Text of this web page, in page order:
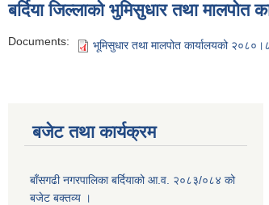
बर्दिया जिल्लाको भुमिसुधार तथा
Documents: भूमिसुधार तथा मालपोत कार्यालयको
बजेट तथा कार्यक्रम
बाँसगढी नगरपालिका बर्दियाको आ.व. २०८३/०८४ को
बजेट बक्तव्य ।